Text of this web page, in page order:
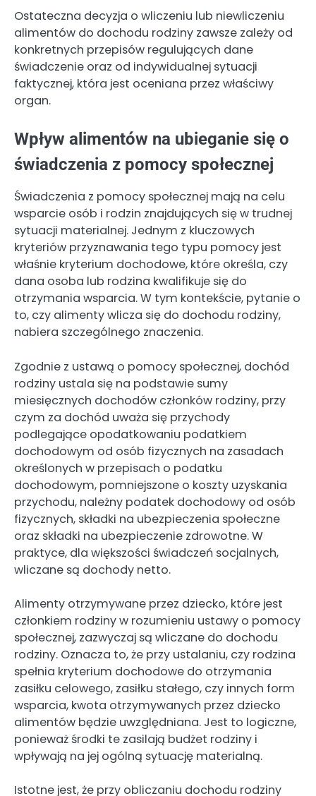
Ostateczna decyzja o wliczeniu lub niewliczeniu
alimentów do dochodu rodziny zawsze zależy od
konkretnych przepisów regulujących dane
świadczenie oraz od indywidualnej sytuacji
faktycznej, która jest oceniana przez właściwy
organ.
Wpływ alimentów na ubieganie się o
świadczenia z pomocy społecznej
Świadczenia z pomocy społecznej mają na celu
wsparcie osób i rodzin znajdujących się w trudnej
sytuacji materialnej. Jednym z kluczowych
kryteriów przyznawania tego typu pomocy jest
właśnie kryterium dochodowe, które określa, czy
dana osoba lub rodzina kwalifikuje się do
otrzymania wsparcia. W tym kontekście, pytanie o
to, czy alimenty wlicza się do dochodu rodziny,
nabiera szczególnego znaczenia.
Zgodnie z ustawą o pomocy społecznej, dochód
rodziny ustala się na podstawie sumy
miesięcznych dochodów członków rodziny, przy
czym za dochód uważa się przychody
podlegające opodatkowaniu podatkiem
dochodowym od osób fizycznych na zasadach
określonych w przepisach o podatku
dochodowym, pomniejszone o koszty uzyskania
przychodu, należny podatek dochodowy od osób
fizycznych, składki na ubezpieczenia społeczne
oraz składki na ubezpieczenie zdrowotne. W
praktyce, dla większości świadczeń socjalnych,
wliczane są dochody netto.
Alimenty otrzymywane przez dziecko, które jest
członkiem rodziny w rozumieniu ustawy o pomocy
społecznej, zazwyczaj są wliczane do dochodu
rodziny. Oznacza to, że przy ustalaniu, czy rodzina
spełnia kryterium dochodowe do otrzymania
zasiłku celowego, zasiłku stałego, czy innych form
wsparcia, kwota otrzymywanych przez dziecko
alimentów będzie uwzględniana. Jest to logiczne,
ponieważ środki te zasilają budżet rodziny i
wpływają na jej ogólną sytuację materialną.
Istotne jest, że przy obliczaniu dochodu rodziny